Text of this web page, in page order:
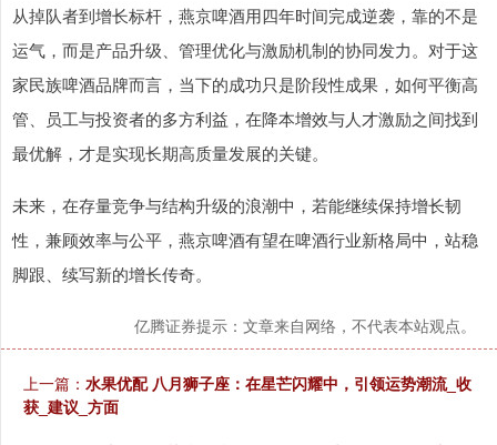
从掉队者到增长标杆，燕京啤酒用四年时间完成逆袭，靠的不是
运气，而是产品升级、管理优化与激励机制的协同发力。对于这
家民族啤酒品牌而言，当下的成功只是阶段性成果，如何平衡高
管、员工与投资者的多方利益，在降本增效与人才激励之间找到
最优解，才是实现长期高质量发展的关键。
未来，在存量竞争与结构升级的浪潮中，若能继续保持增长韧
性，兼顾效率与公平，燕京啤酒有望在啤酒行业新格局中，站稳
脚跟、续写新的增长传奇。
亿腾证券提示：文章来自网络，不代表本站观点。
上一篇： 水果优配 八月狮子座：在星芒闪耀中，引领运势潮流_收
获_建议_方面